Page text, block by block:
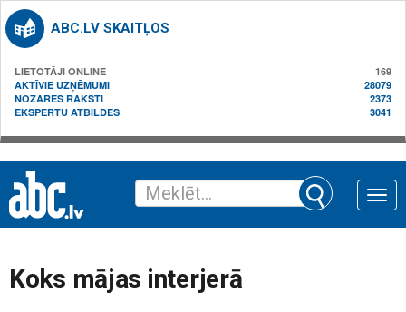
ABC.LV SKAITĻOS
LIETOTĀJI ONLINE
169
AKTĪVIE UZŅĒMUMI
28079
NOZARES RAKSTI
2373
EKSPERTU ATBILDES
3041
Toggle
Koks mājas interjerā